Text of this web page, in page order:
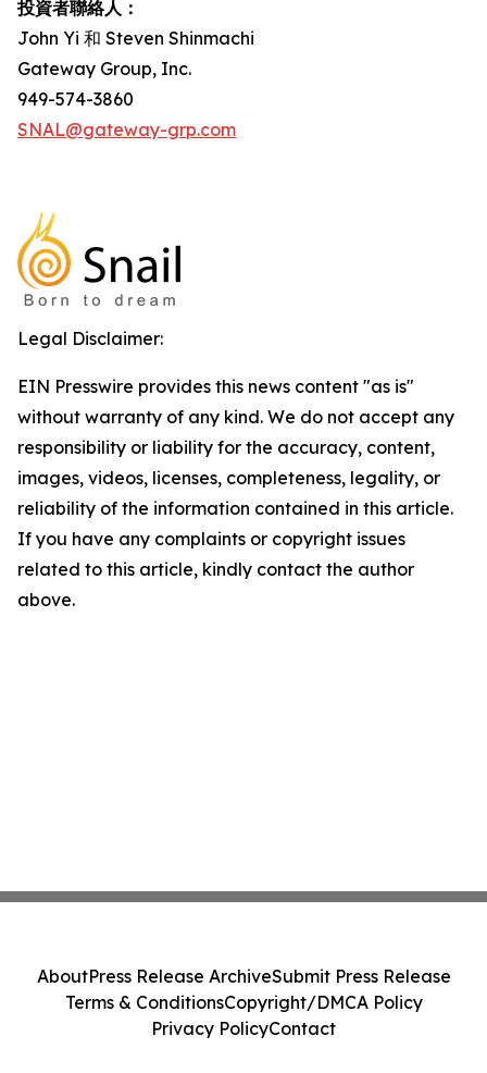
投資者聯絡人：
John Yi 和 Steven Shinmachi
Gateway Group, Inc.
949-574-3860
SNAL@gateway-grp.com
Legal Disclaimer:
EIN Presswire provides this news content "as is"
without warranty of any kind. We do not accept any
responsibility or liability for the accuracy, content,
images, videos, licenses, completeness, legality, or
reliability of the information contained in this article.
If you have any complaints or copyright issues
related to this article, kindly contact the author
above.
AboutPress Release ArchiveSubmit Press Release
Terms & ConditionsCopyright/DMCA Policy
Privacy PolicyContact